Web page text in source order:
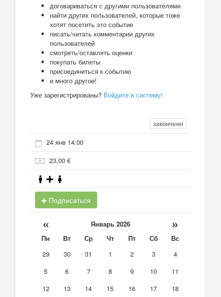
договариваться с другими пользователями
найти других пользователей, которые тоже
хотят посетить это событие
писать/читать комментарии других
пользователей
смотреть/оставлять оценки
покупать билеты
присоединиться к событию
и много другое!
Уже зарегистрированы? Войдите в систему!
закончено
24 янв 14:00
23,00 €
Подписаться
« Январь 2026 »
Пн Вт Ср Чт Пт Сб
Вс
29
30 31 1 2 3
4
5
6 7 8 9 10
11
12
13 14 15 16 17
18